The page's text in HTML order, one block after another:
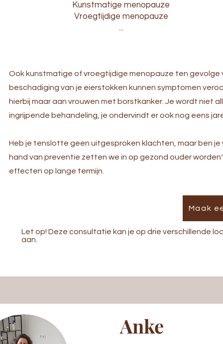
Kunstmatige menopauze
Vroegtijdige menopauze
...
Ook kunstmatige of vroegtijdige menopauze ten
beschadiging van je eierstokken kunnen symptomen
hierbij maar aan vrouwen met borstkanker. Je wordt niet
ingrijpende behandeling, je ondervindt er ook nog eens
Heb je tenslotte geen uitgesproken klachten, maar ben
hand van preventie zetten we in op gezond ouder
effecten op lange termijn.
Maak
Let op! Deze consultatie kan je op drie verschillende
aan.
Anke